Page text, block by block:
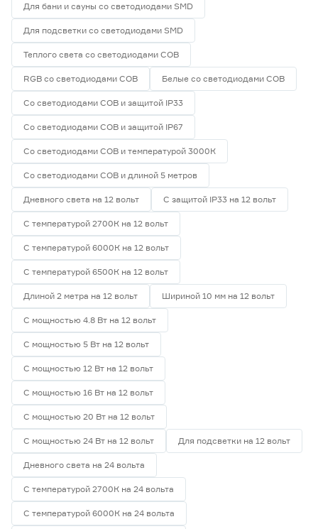
Для бани и сауны со светодиодами SMD
Для подсветки со светодиодами SMD
Теплого света со светодиодами СОВ
RGB со светодиодами СОВ Белые со светодиодами СОВ
Со светодиодами СОВ и защитой IP33
Со светодиодами СОВ и защитой IP67
Со светодиодами СОВ и температурой 3000К
Со светодиодами СОВ и длиной 5 метров
Дневного света на 12 вольт С защитой IP33 на 12 вольт
С температурой 2700К на 12 вольт
С температурой 6000К на 12 вольт
С температурой 6500К на 12 вольт
Длиной 2 метра на 12 вольт Шириной 10 мм на 12 вольт
С мощностью 4.8 Вт на 12 вольт
С мощностью 5 Вт на 12 вольт
С мощностью 12 Вт на 12 вольт
С мощностью 16 Вт на 12 вольт
С мощностью 20 Вт на 12 вольт
С мощностью 24 Вт на 12 вольт Для подсветки на 12 вольт
Дневного света на 24 вольта
С температурой 2700К на 24 вольта
С температурой 6000К на 24 вольта